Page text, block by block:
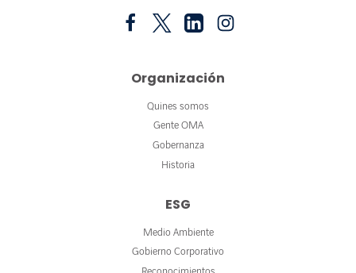
Organización
Quines somos
Gente OMA
Gobernanza
Historia
ESG
Medio Ambiente
Gobierno Corporativo